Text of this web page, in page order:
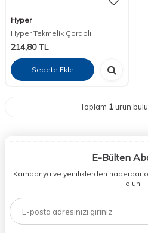
Hyper
Hyper Tekmelik Çoraplı
214,80TL
Sepete Ekle
Toplam 1ürün
E-Bülten
Kampanya ve yeniliklerden haberdar
olun!